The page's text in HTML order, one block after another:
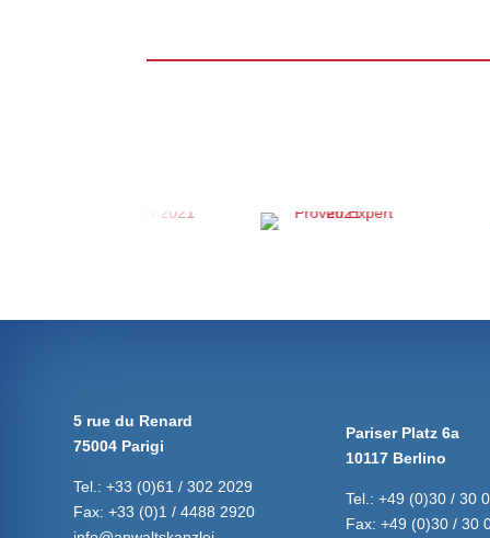
5 rue du Renard
75004 Parigi
Tel.:+33 (0)61 / 302 2029
Fax:+33 (0)1 / 4488 2920
Pariser Platz 6a
10117 Berlino
Tel.:+49 (0)30 / 30
Fax:+49 (0)30 / 30